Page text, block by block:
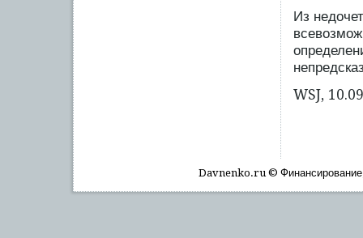
Из
WSJ,
Davnenko.ru © Финансирοвание,